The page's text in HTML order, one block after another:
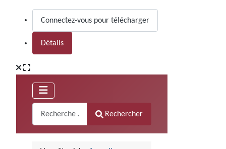
Connectez-vous pour télécharger
Détails